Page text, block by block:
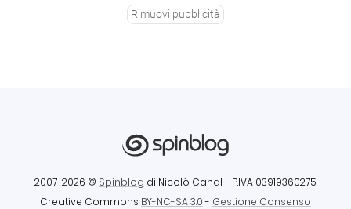
Rimuovi pubblicità
2007-2026 © Spinblog di Nicolò Canal - P.IVA 03919360275
Creative Commons BY-NC-SA 3.0- Gestione Consenso